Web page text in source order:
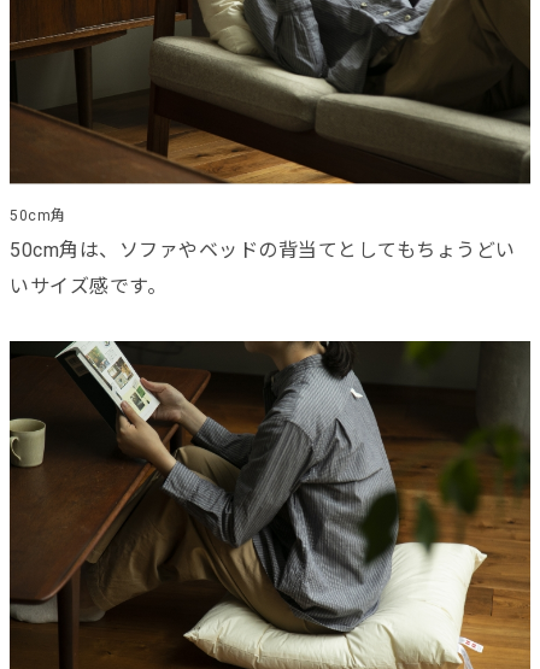
50cm角
50cm角は、ソファやベッドの背当てとしてもちょうどい
いサイズ感です。